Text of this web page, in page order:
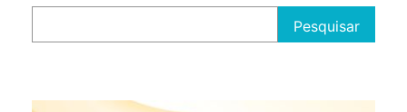
Pesquisar